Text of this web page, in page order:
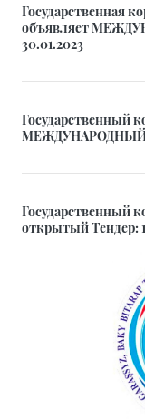
Государственная
объявляет
30.01.2023
Государственный
МЕЖДУНАРОДНЫЙ
Государственный
открытый Тендер: